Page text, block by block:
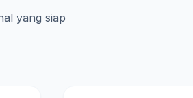
yang siap